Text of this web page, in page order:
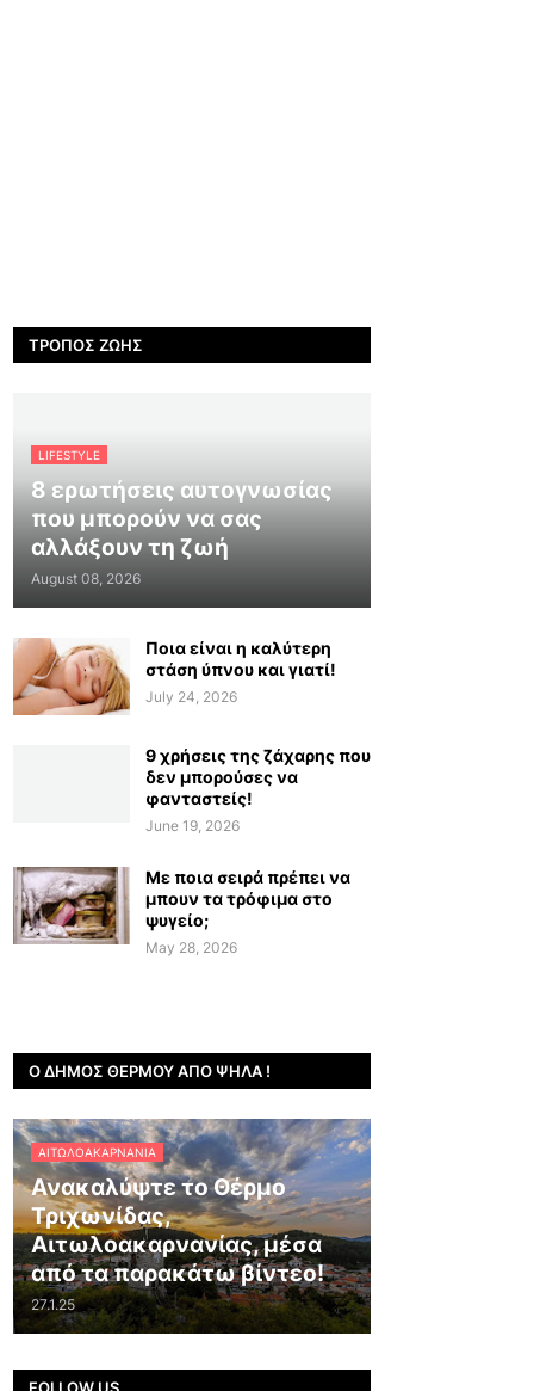
ΤΡΌΠΟΣ ΖΩΉΣ
LIFESTYLE
8 ερωτήσεις αυτογνωσίας
που μπορούν να σας
αλλάξουν τη ζωή
August 08, 2026
Ποια είναι η καλύτερη
στάση ύπνου και γιατί!
July 24, 2026
9 χρήσεις της ζάχαρης που
δεν μπορούσες να
φανταστείς!
June 19, 2026
Με ποια σειρά πρέπει να
μπουν τα τρόφιμα στο
ψυγείο;
May 28, 2026
Ο ΔΉΜΟΣ ΘΈΡΜΟΥ ΑΠΌ ΨΗΛΆ !
ΑΙΤΩΛΟΑΚΑΡΝΑΝΊΑ
Ανακαλύψτε το Θέρμο
Τριχωνίδας,
Αιτωλοακαρνανίας, μέσα
από τα παρακάτω βίντεο!
27.1.25
FOLLOW US